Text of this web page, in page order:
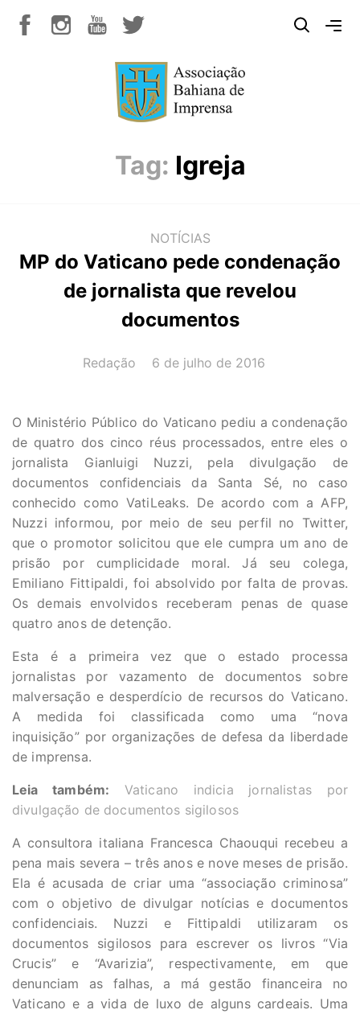
Tag: Igreja
NOTÍCIAS
MP do Vaticano pede condenação
de jornalista que revelou
documentos
AUTOR(A):
Redação DATA:
6 de julho de 2016
O Ministério Público do Vaticano pediu a condenação
de quatro dos cinco réus processados, entre eles o
jornalista Gianluigi Nuzzi, pela divulgação de
documentos confidenciais da Santa Sé, no caso
conhecido como VatiLeaks. De acordo com a AFP,
Nuzzi informou, por meio de seu perfil no Twitter,
que o promotor solicitou que ele cumpra um ano de
prisão por cumplicidade moral. Já seu colega,
Emiliano Fittipaldi, foi absolvido por falta de provas.
Os demais envolvidos receberam penas de quase
quatro anos de detenção.
Esta é a primeira vez que o estado processa
jornalistas por vazamento de documentos sobre
malversação e desperdício de recursos do Vaticano.
A medida foi classificada como uma “nova
inquisição” por organizações de defesa da liberdade
de imprensa.
Leia também:
Vaticano indicia jornalistas por
divulgação de documentos sigilosos
A consultora italiana Francesca Chaouqui recebeu a
pena mais severa – três anos e nove meses de prisão.
Ela é acusada de criar uma “associação criminosa”
com o objetivo de divulgar notícias e documentos
confidenciais. Nuzzi e Fittipaldi utilizaram os
documentos sigilosos para escrever os livros “Via
Crucis” e “Avarizia”, respectivamente, em que
denunciam as falhas, a má gestão financeira no
Vaticano e a vida de luxo de alguns cardeais. Uma